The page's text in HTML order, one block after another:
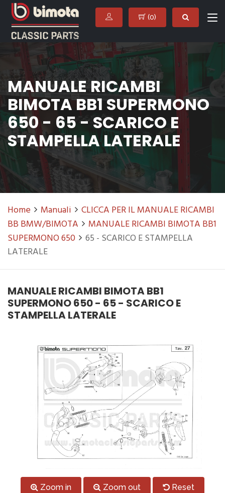
(0)
MANUALE RICAMBI
BIMOTA BB1 SUPERMONO
650 - 65 - SCARICO E
STAMPELLA LATERALE
Home Manuali
CLICCA PER IL MANUALE RICAMBI
BB BMW/BIMOTA
MANUALE RICAMBI BIMOTA BB1
SUPERMONO 650
65 - SCARICO E STAMPELLA
LATERALE
MANUALE RICAMBI BIMOTA BB1
SUPERMONO 650 - 65 - SCARICO E
STAMPELLA LATERALE
Zoom in Zoom out Reset